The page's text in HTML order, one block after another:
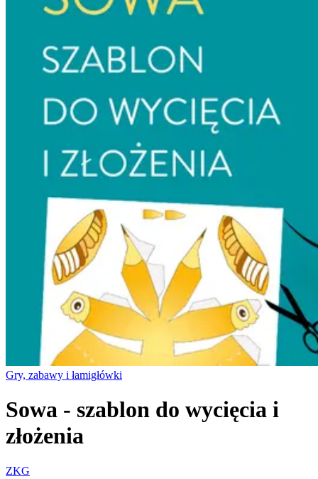
Gry, zabawy i łamigłówki
Sowa - szablon do wycięcia i
złożenia
ZKG